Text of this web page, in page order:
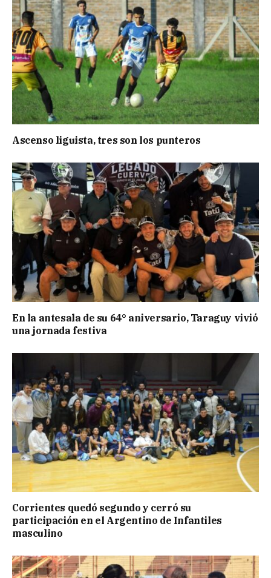
Ascenso liguista, tres son los punteros
En la antesala de su 64° aniversario, Taraguy vivió
una jornada festiva
Corrientes quedó segundo y cerró su
participación en el Argentino de Infantiles
masculino